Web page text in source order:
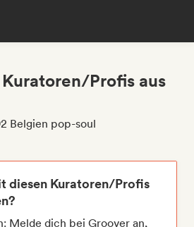
Profis aus
Belgien pop-soul
diesen Kuratoren/Profis
Melde dich bei Groover an,